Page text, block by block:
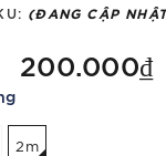
(ĐANG CẬP
200.000₫
2m